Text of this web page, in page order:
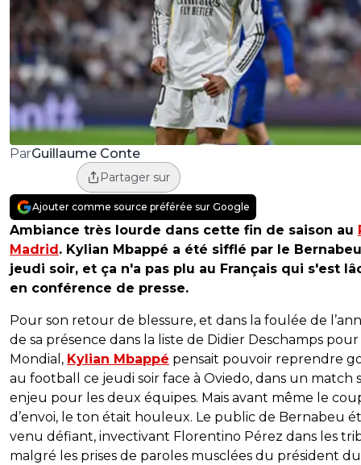
ParGuillaume Conte
Partager sur
Ajouter comme source préférée sur Google
Ambiance très lourde dans cette fin de saison au
Madrid. Kylian Mbappé a été sifflé par le Bernabeu
jeudi soir, et ça n'a pas plu au Français qui s'est
en conférence de presse.
Pour son retour de blessure, et dans la foulée de
de sa présence dans la liste de Didier Deschamps
Mondial, Kylian Mbappé pensait pouvoir reprendre
au football ce jeudi soir face à Oviedo, dans un match
enjeu pour les deux équipes. Mais avant même le
d’envoi, le ton était houleux. Le public de Bernabeu
venu défiant, invectivant Florentino Pérez dans les
malgré les prises de paroles musclées du président